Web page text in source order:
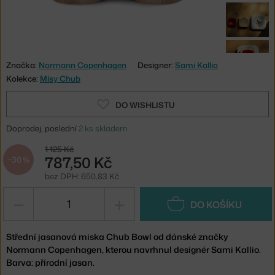
Značka: Normann Copenhagen Designer: Sami Kallio
Kolekce: Mísy Chub
DO WISHLISTU
Doprodej, poslední 2 ks skladem
−30 %
1 125 Kč
787,50 Kč
bez DPH: 650,83 Kč
DO KOŠÍKU
Střední jasanová miska Chub Bowl od dánské značky
Normann Copenhagen, kterou navrhnul designér Sami Kallio.
Barva: přírodní jasan.